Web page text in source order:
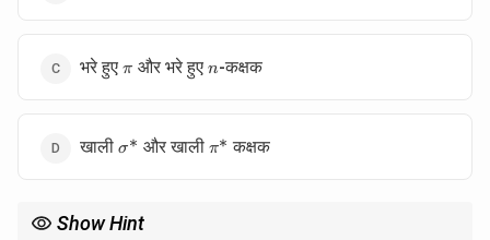
भरे हुए \pi
π और भरे हुए n
n-कक्षक
खाली \sigma^*
σ∗ और खाली \pi^*
π∗ कक्षक
Show Hint